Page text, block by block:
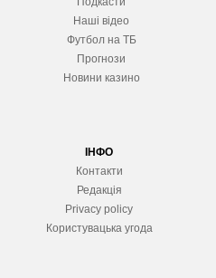
Наші відео
Футбол на ТБ
Прогнози
Новини казино
ІНФО
Контакти
Редакція
Privacy policy
Користувацька угода